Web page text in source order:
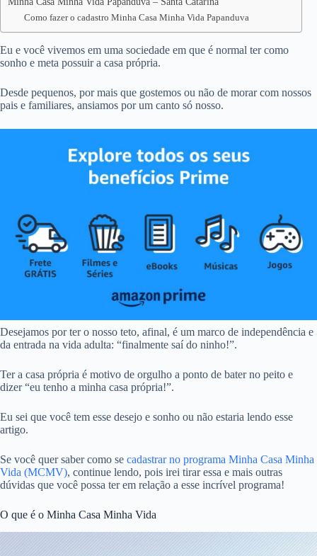
Como fazer o cadastro Minha Casa Minha Vida Papanduva
Eu e você vivemos em uma sociedade em que é normal ter como
sonho e meta possuir a casa própria.
Desde pequenos, por mais que gostemos ou não de morar com nossos
pais e familiares, ansiamos por um canto só nosso.
Desejamos por ter o nosso teto, afinal, é um marco de independência e
da entrada na vida adulta: “finalmente saí do ninho!”.
Ter a casa própria é motivo de orgulho a ponto de bater no peito e
dizer “eu tenho a minha casa própria!”.
Eu sei que você tem esse desejo e sonho ou não estaria lendo esse
artigo.
Se você quer saber como se cadastrar no programa Minha Casa Minha
Vida (MCMV), continue lendo, pois irei tirar essa e mais outras
dúvidas que você possa ter em relação a esse incrível programa!
O que é o Minha Casa Minha Vida